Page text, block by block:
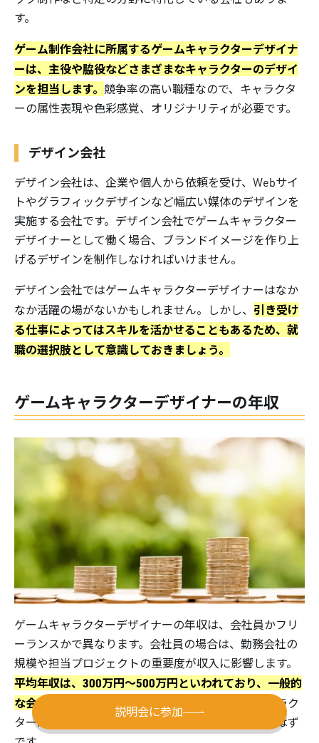
す。
ゲーム制作会社に所属するゲームキャラクターデザイナ
ーは、主役や脇役などさまざまなキャラクターのデザイ
ンを担当します。 競争率の高い職種なので、キャラクタ
ーの属性表現や色彩感覚、オリジナリティが必要です。
デザイン会社
デザイン会社は、企業や個人から依頼を受け、Webサイ
トやグラフィックデザインなど幅広い媒体のデザインを
実施する会社です。デザイン会社でゲームキャラクター
デザイナーとして働く場合、ブランドイメージを作り上
げるデザインを制作しなければいけません。
デザイン会社ではゲームキャラクターデザイナーはなか
なか活躍の場がないかもしれません。しかし、 引き受け
る仕事によってはスキルを活かせることもあるため、就
職の選択肢として意識しておきましょう。
ゲームキャラクターデザイナーの年収
ゲームキャラクターデザイナーの年収は、会社員かフリ
ーランスかで異なります。会社員の場合は、勤務会社の
規模や担当プロジェクトの重要度が収入に影響します。
平均年収は、300万円〜500万円といわれており、一般的
な会社員と差はありません。
しかし、担当したキャラク
ターがヒットすれば大幅な年収アップも期待できるはず
説明会に参加